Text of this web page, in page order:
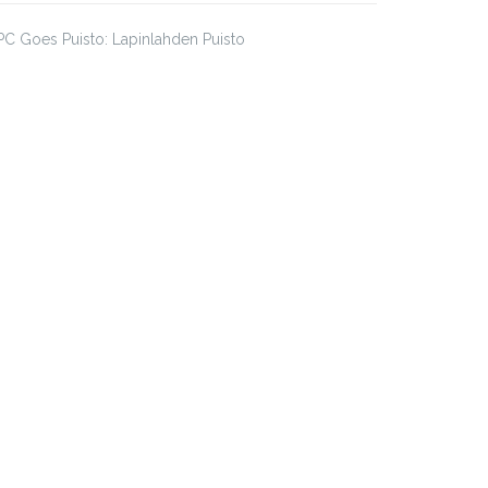
Goes Puisto: Lapinlahden Puisto